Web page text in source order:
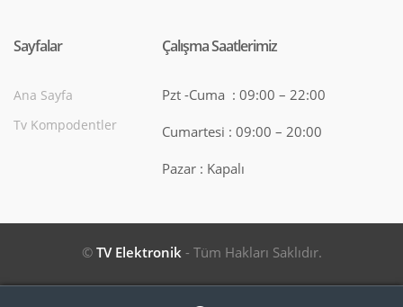
Sayfalar
Ana Sayfa
Tv Kompodentler
Çalışma Saatlerimiz
Pzt -Cuma : 09:00 – 22:00
Cumartesi : 09:00 – 20:00
Pazar : Kapalı
© TV Elektronik- Tüm Hakları Saklıdır.